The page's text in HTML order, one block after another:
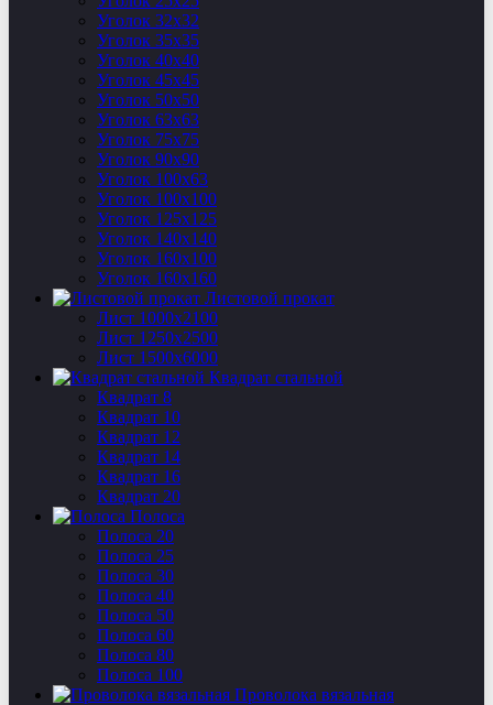
Уголок 32х32
Уголок 35х35
Уголок 40х40
Уголок 45х45
Уголок 50х50
Уголок 63х63
Уголок 75х75
Уголок 90х90
Уголок 100х63
Уголок 100х100
Уголок 125х125
Уголок 140х140
Уголок 160х100
Уголок 160х160
Листовой прокат
Лист 1000х2100
Лист 1250х2500
Лист 1500х6000
Квадрат стальной
Квадрат 8
Квадрат 10
Квадрат 12
Квадрат 14
Квадрат 16
Квадрат 20
Полоса
Полоса 20
Полоса 25
Полоса 30
Полоса 40
Полоса 50
Полоса 60
Полоса 80
Полоса 100
Проволока вязальная